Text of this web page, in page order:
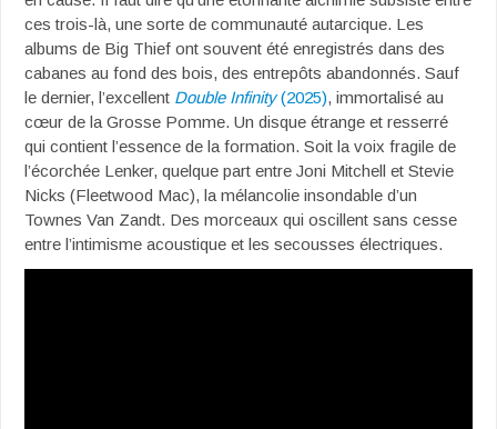
ces trois-là, une sorte de communauté autarcique. Les
albums de Big Thief ont souvent été enregistrés dans des
cabanes au fond des bois, des entrepôts abandonnés. Sauf
le dernier, l’excellent Double Infinity(2025), immortalisé au
cœur de la Grosse Pomme. Un disque étrange et resserré
qui contient l’essence de la formation. Soit la voix fragile de
l’écorchée Lenker, quelque part entre Joni Mitchell et Stevie
Nicks (Fleetwood Mac), la mélancolie insondable d’un
Townes Van Zandt. Des morceaux qui oscillent sans cesse
entre l’intimisme acoustique et les secousses électriques.